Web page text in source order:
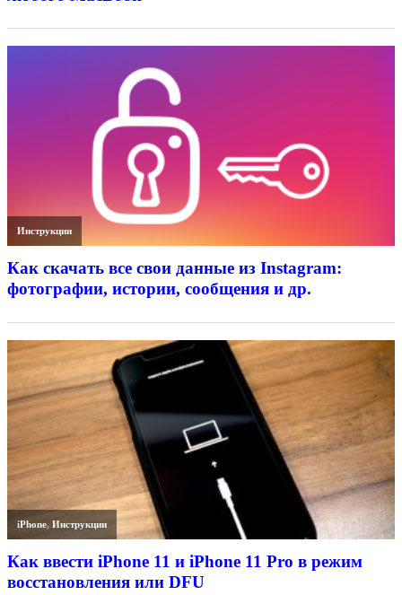
Инструкции
Как скачать все свои данные из Instagram:
фотографии, истории, сообщения и др.
iPhone,Инструкции
Как ввести iPhone 11 и iPhone 11 Pro в режим
восстановления или DFU